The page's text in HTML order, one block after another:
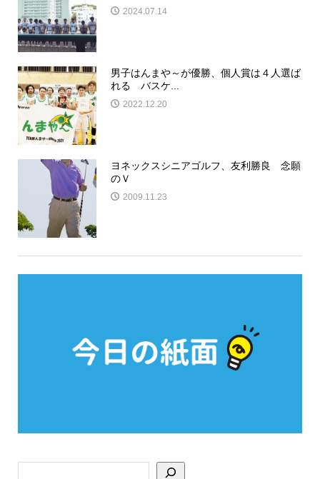
2024.07.14
男子はんまや～が優勝、個人賞は４人選ば
れる バスケ...
2022.12.20
ヨネックスシニアゴルフ、友利勝良 念願
のＶ
2009.11.23